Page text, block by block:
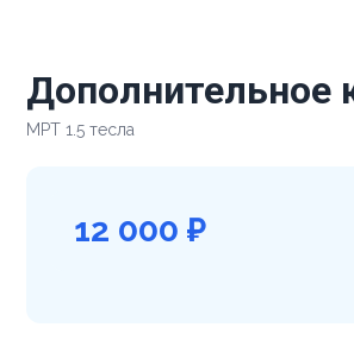
Дополнительное
МРТ 1.5 тесла
12 000 ₽